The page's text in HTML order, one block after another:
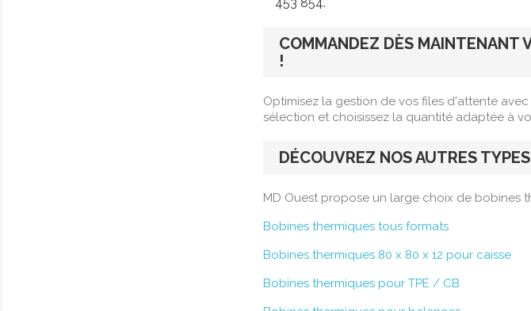
453 854.
COMMANDEZ DÈS MAINTENANT
!
Optimisez la gestion de vos files d'attente avec
sélection et choisissez la quantité adaptée à
DÉCOUVREZ NOS AUTRES
MD Ouest propose un large choix de bobines
Bobines thermiques tous formats
Bobines thermiques 80 x 80 x 12 pour caisse
Bobines thermiques pour TPE / CB